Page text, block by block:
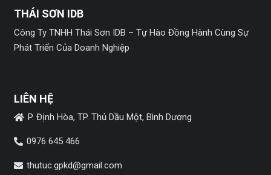
THÁI SƠN IDB
Công Ty TNHH Thái Sơn IDB – Tự Hào Đồng Hành Cùng Sự
Phát Triển Của Doanh Nghiệp
LIÊN HỆ
P. Định Hòa, TP. Thủ Dầu Một, Bình Dương
0976 645 466
thutuc.gpkd@gmail.com